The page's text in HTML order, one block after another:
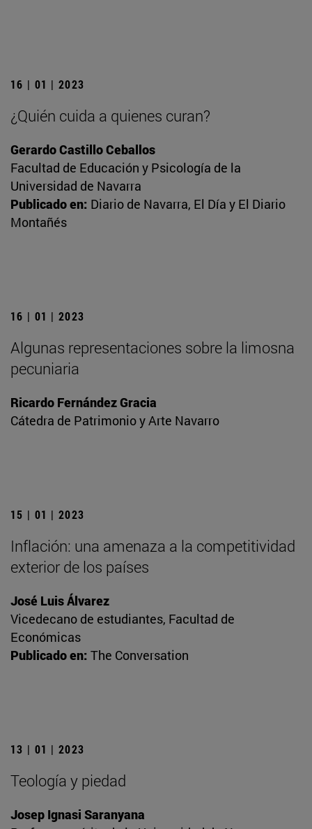
16 | 01 | 2023
¿Quién cuida a quienes curan?
Gerardo Castillo Ceballos
Facultad de Educación y Psicología de la
Universidad de Navarra
Publicado en: Diario de Navarra, El Día y El Diario
Montañés
16 | 01 | 2023
Algunas representaciones sobre la limosna
pecuniaria
Ricardo Fernández Gracia
Cátedra de Patrimonio y Arte Navarro
15 | 01 | 2023
Inflación: una amenaza a la competitividad
exterior de los países
José Luis Álvarez
Vicedecano de estudiantes, Facultad de
Económicas
Publicado en: The Conversation
13 | 01 | 2023
Teología y piedad
Josep Ignasi Saranyana